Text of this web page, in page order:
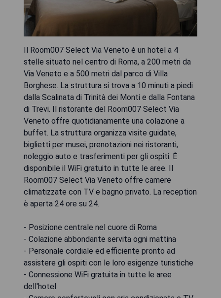
Il Room007 Select Via Veneto è un hotel a 4
stelle situato nel centro di Roma, a 200 metri da
Via Veneto e a 500 metri dal parco di Villa
Borghese. La struttura si trova a 10 minuti a piedi
dalla Scalinata di Trinità dei Monti e dalla Fontana
di Trevi. Il ristorante del Room007 Select Via
Veneto offre quotidianamente una colazione a
buffet. La struttura organizza visite guidate,
biglietti per musei, prenotazioni nei ristoranti,
noleggio auto e trasferimenti per gli ospiti. È
disponibile il WiFi gratuito in tutte le aree. Il
Room007 Select Via Veneto offre camere
climatizzate con TV e bagno privato. La reception
è aperta 24 ore su 24.
- Posizione centrale nel cuore di Roma
- Colazione abbondante servita ogni mattina
- Personale cordiale ed efficiente pronto ad
assistere gli ospiti con le loro esigenze turistiche
- Connessione WiFi gratuita in tutte le aree
dell'hotel